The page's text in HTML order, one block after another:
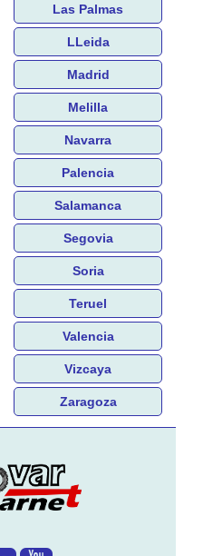
Las Palmas
LLeida
Madrid
Melilla
Navarra
Palencia
Salamanca
Segovia
Soria
Teruel
Valencia
Vizcaya
Zaragoza